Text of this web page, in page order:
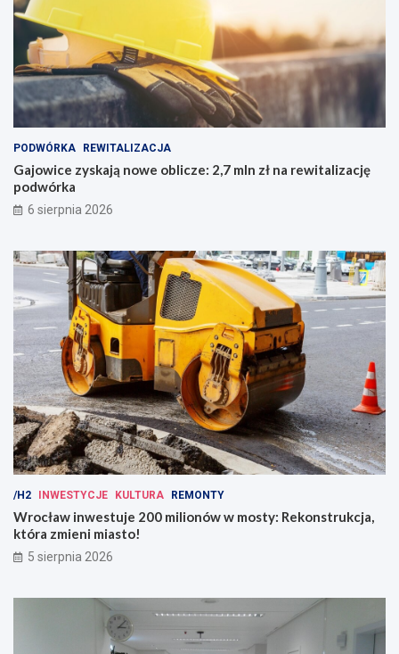
PODWÓRKA REWITALIZACJA
Gajowice zyskają nowe oblicze: 2,7 mln zł na rewitalizację
podwórka
6 sierpnia 2026
/H2 INWESTYCJE KULTURA REMONTY
Wrocław inwestuje 200 milionów w mosty: Rekonstrukcja,
która zmieni miasto!
5 sierpnia 2026